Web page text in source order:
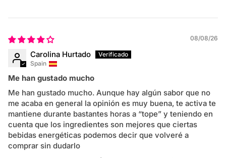
08/08/26
Carolina Hurtado
Spain
Me han gustado mucho
Me han gustado mucho. Aunque hay algún sabor que no
me acaba en general la opinión es muy buena, te activa te
mantiene durante bastantes horas a “tope” y teniendo en
cuenta que los ingredientes son mejores que ciertas
bebidas energéticas podemos decir que volveré a
comprar sin dudarlo